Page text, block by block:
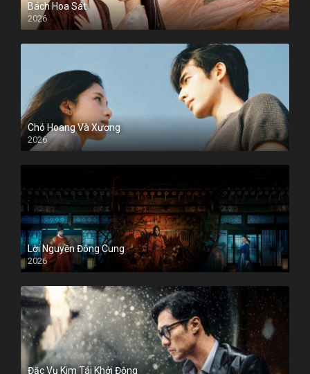
Bách Hoa Sát
2026
Chó Hoang Và Xương
2026
Lời Nguyền Đông Cung
2026
Đặc Vụ Kim Tái Khởi Động